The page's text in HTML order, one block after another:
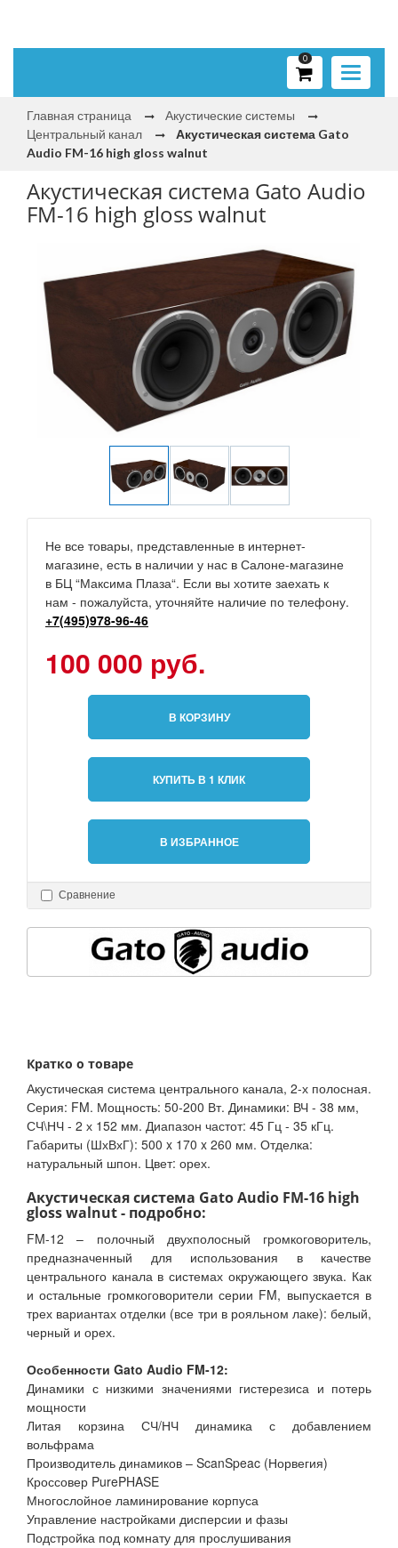
Toggle
0
Главная страница
Акустические системы
Центральный канал
Акустическая система Gato
Audio FM-16 high gloss walnut
Акустическая система Gato Audio
FM-16 high gloss walnut
Не все товары, представленные в интернет-
магазине, есть в наличии у нас в Салоне-магазине
в БЦ “Максима Плаза“. Если вы хотите заехать к
нам - пожалуйста, уточняйте наличие по телефону.
+7(495)978-96-46
100 000 руб.
В КОРЗИНУ
КУПИТЬ В 1 КЛИК
В ИЗБРАННОЕ
Сравнение
Кратко о товаре
Акустическая система центрального канала, 2-х полосная.
Серия: FM. Мощность: 50-200 Вт. Динамики: ВЧ - 38 мм,
СЧ\НЧ - 2 х 152 мм. Диапазон частот: 45 Гц - 35 кГц.
Габариты (ШхВхГ): 500 x 170 x 260 мм. Отделка:
натуральный шпон. Цвет: орех.
Акустическая система Gato Audio FM-16 high
gloss walnut - подробно:
FM-12 – полочный двухполосный громкоговоритель,
предназначенный для использования в качестве
центрального канала в системах окружающего звука. Как
и остальные громкоговорители серии FM, выпускается в
трех вариантах отделки (все три в рояльном лаке): белый,
черный и орех.
Особенности Gato Audio FM-12:
Динамики с низкими значениями гистерезиса и потерь
мощности
Литая корзина СЧ/НЧ динамика с добавлением
вольфрама
Производитель динамиков – ScanSpeac (Норвегия)
Кроссовер PurePHASE
Многослойное ламинирование корпуса
Управление настройками дисперсии и фазы
Подстройка под комнату для прослушивания